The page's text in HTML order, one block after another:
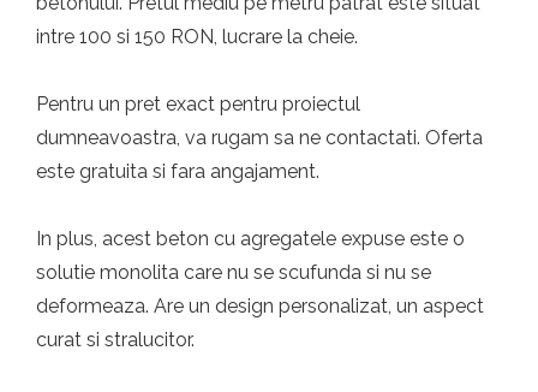
intre 100 si 150 RON, lucrare la cheie.
Pentru un pret exact pentru proiectul
dumneavoastra, va rugam sa ne contactati. Oferta
este gratuita si fara angajament.
In plus, acest beton cu agregatele expuse este o
solutie monolita care nu se scufunda si nu se
deformeaza. Are un design personalizat, un aspect
curat si stralucitor.